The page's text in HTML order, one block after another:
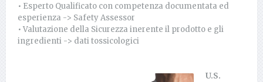
• Esperto Qualificato con competenza documentata ed
esperienza -> Safety Assessor
• Valutazione della Sicurezza inerente il prodotto e gli
ingredienti -> dati tossicologici
U.S.